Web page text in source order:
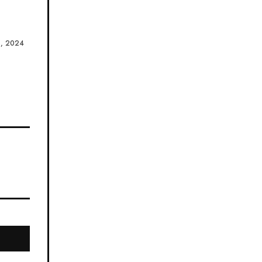
2024